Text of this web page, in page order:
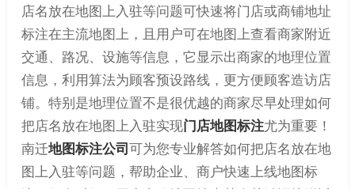
店名放在地图上入驻等问题可快速将门店或商铺地址
标注在主流地图上，且用户可在地图上查看商家附近
交通、路况、设施等信息，它显示出商家的地理位置
信息，利用算法为顾客预设路线，更方便顾客造访店
铺。特别是地理位置不是很优越的商家尽早处理如何
把店名放在地图上入驻实现门店地图标注尤为重要！
南迁地图标注公司可为您专业解答如何把店名放在地
图上入驻等问题，帮助企业、商户快速上线地图标